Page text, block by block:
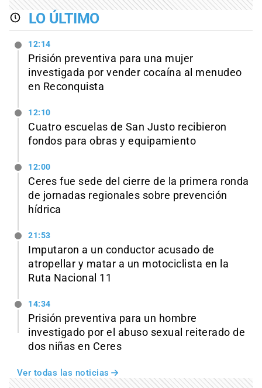
LO ÚLTIMO
12:14
Prisión preventiva para una mujer
investigada por vender cocaína al menudeo
en Reconquista
12:10
Cuatro escuelas de San Justo recibieron
fondos para obras y equipamiento
12:00
Ceres fue sede del cierre de la primera ronda
de jornadas regionales sobre prevención
hídrica
21:53
Imputaron a un conductor acusado de
atropellar y matar a un motociclista en la
Ruta Nacional 11
14:34
Prisión preventiva para un hombre
investigado por el abuso sexual reiterado de
dos niñas en Ceres
Ver todas las noticias